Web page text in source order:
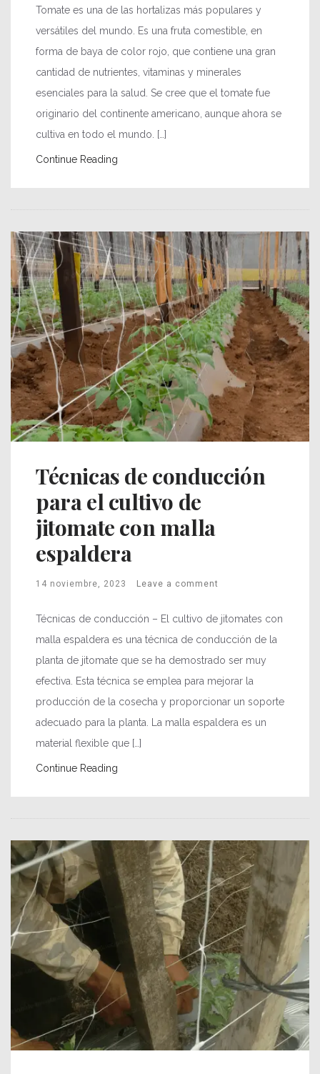
Tomate es una de las hortalizas más populares y
versátiles del mundo. Es una fruta comestible, en
forma de baya de color rojo, que contiene una gran
cantidad de nutrientes, vitaminas y minerales
esenciales para la salud. Se cree que el tomate fue
originario del continente americano, aunque ahora se
cultiva en todo el mundo. […]
Continue Reading
Técnicas de conducción
para el cultivo de
jitomate con malla
espaldera
14 noviembre, 2023 Leave a comment
Técnicas de conducción – El cultivo de jitomates con
malla espaldera es una técnica de conducción de la
planta de jitomate que se ha demostrado ser muy
efectiva. Esta técnica se emplea para mejorar la
producción de la cosecha y proporcionar un soporte
adecuado para la planta. La malla espaldera es un
material flexible que […]
Continue Reading